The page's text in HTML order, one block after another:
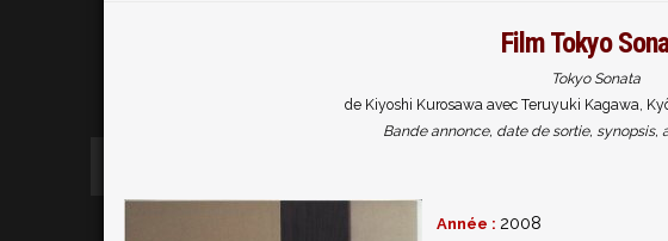
FilmTokyo
Tokyo Sonata
de Kiyoshi Kurosawa avec Teruyuki Kagawa,
Bande annonce, date de sortie, synopsis,
Année : 2008